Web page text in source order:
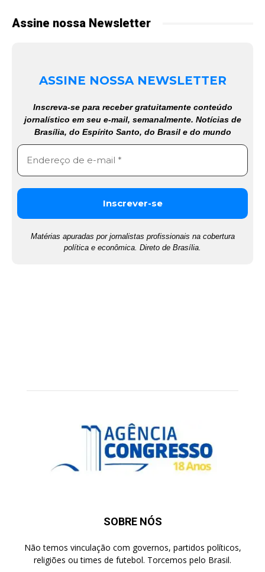
Assine nossa Newsletter
ASSINE NOSSA NEWSLETTER
Inscreva-se para receber gratuitamente conteúdo
jornalístico em seu e-mail, semanalmente. Notícias de
Brasília, do Espírito Santo, do Brasil e do mundo
Matérias apuradas por jornalistas profissionais na cobertura
política e econômica. Direto de Brasília.
SOBRE NÓS
Não temos vinculação com governos, partidos políticos,
religiões ou times de futebol. Torcemos pelo Brasil.